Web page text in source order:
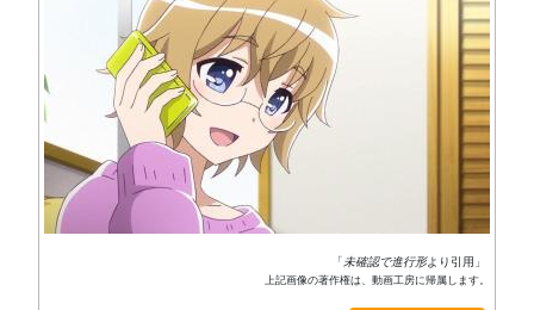
「未確認で進行形より引用」
上記画像の著作権は、動画工房に帰属します。